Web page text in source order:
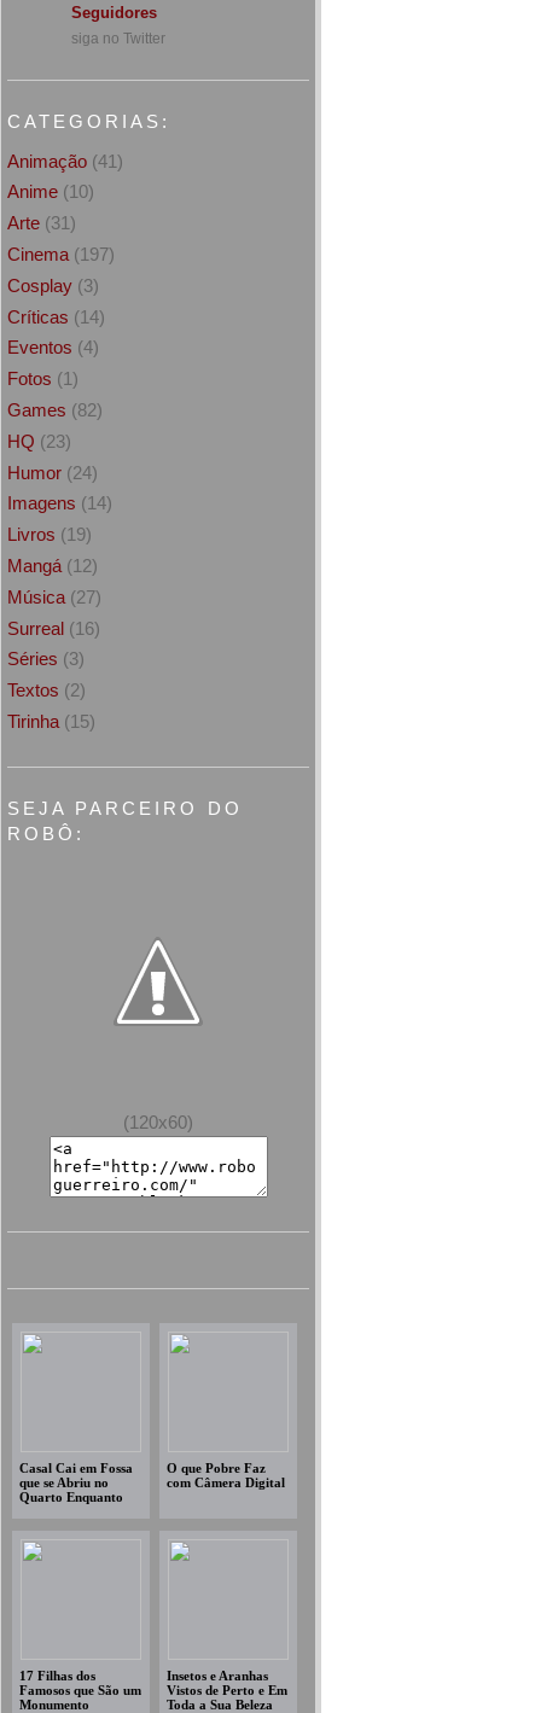
Seguidores
siga no Twitter
CATEGORIAS:
Animação (41)
Anime (10)
Arte (31)
Cinema (197)
Cosplay (3)
Críticas (14)
Eventos (4)
Fotos (1)
Games (82)
HQ (23)
Humor (24)
Imagens (14)
Livros (19)
Mangá (12)
Música (27)
Surreal (16)
Séries (3)
Textos (2)
Tirinha (15)
SEJA PARCEIRO DO
ROBÔ:
(120x60)
Casal Cai em Fossa
que se Abriu no
Quarto Enquanto
O que Pobre Faz
com Câmera Digital
17 Filhas dos
Famosos que São um
Monumento
Insetos e Aranhas
Vistos de Perto e Em
Toda a Sua Beleza